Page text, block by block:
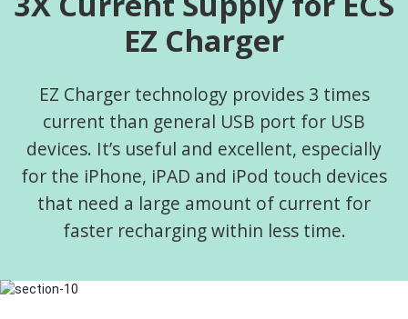
EZ Charger
EZ Charger technology provides 3 times
current than general USB port for USB
devices. It’s useful and excellent, especially
for the iPhone, iPAD and iPod touch devices
that need a large amount of current for
faster recharging within less time.